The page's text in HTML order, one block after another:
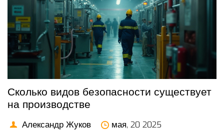
Сколько видов безопасности существует
на производстве
Александр Жуков
мая, 20 2025